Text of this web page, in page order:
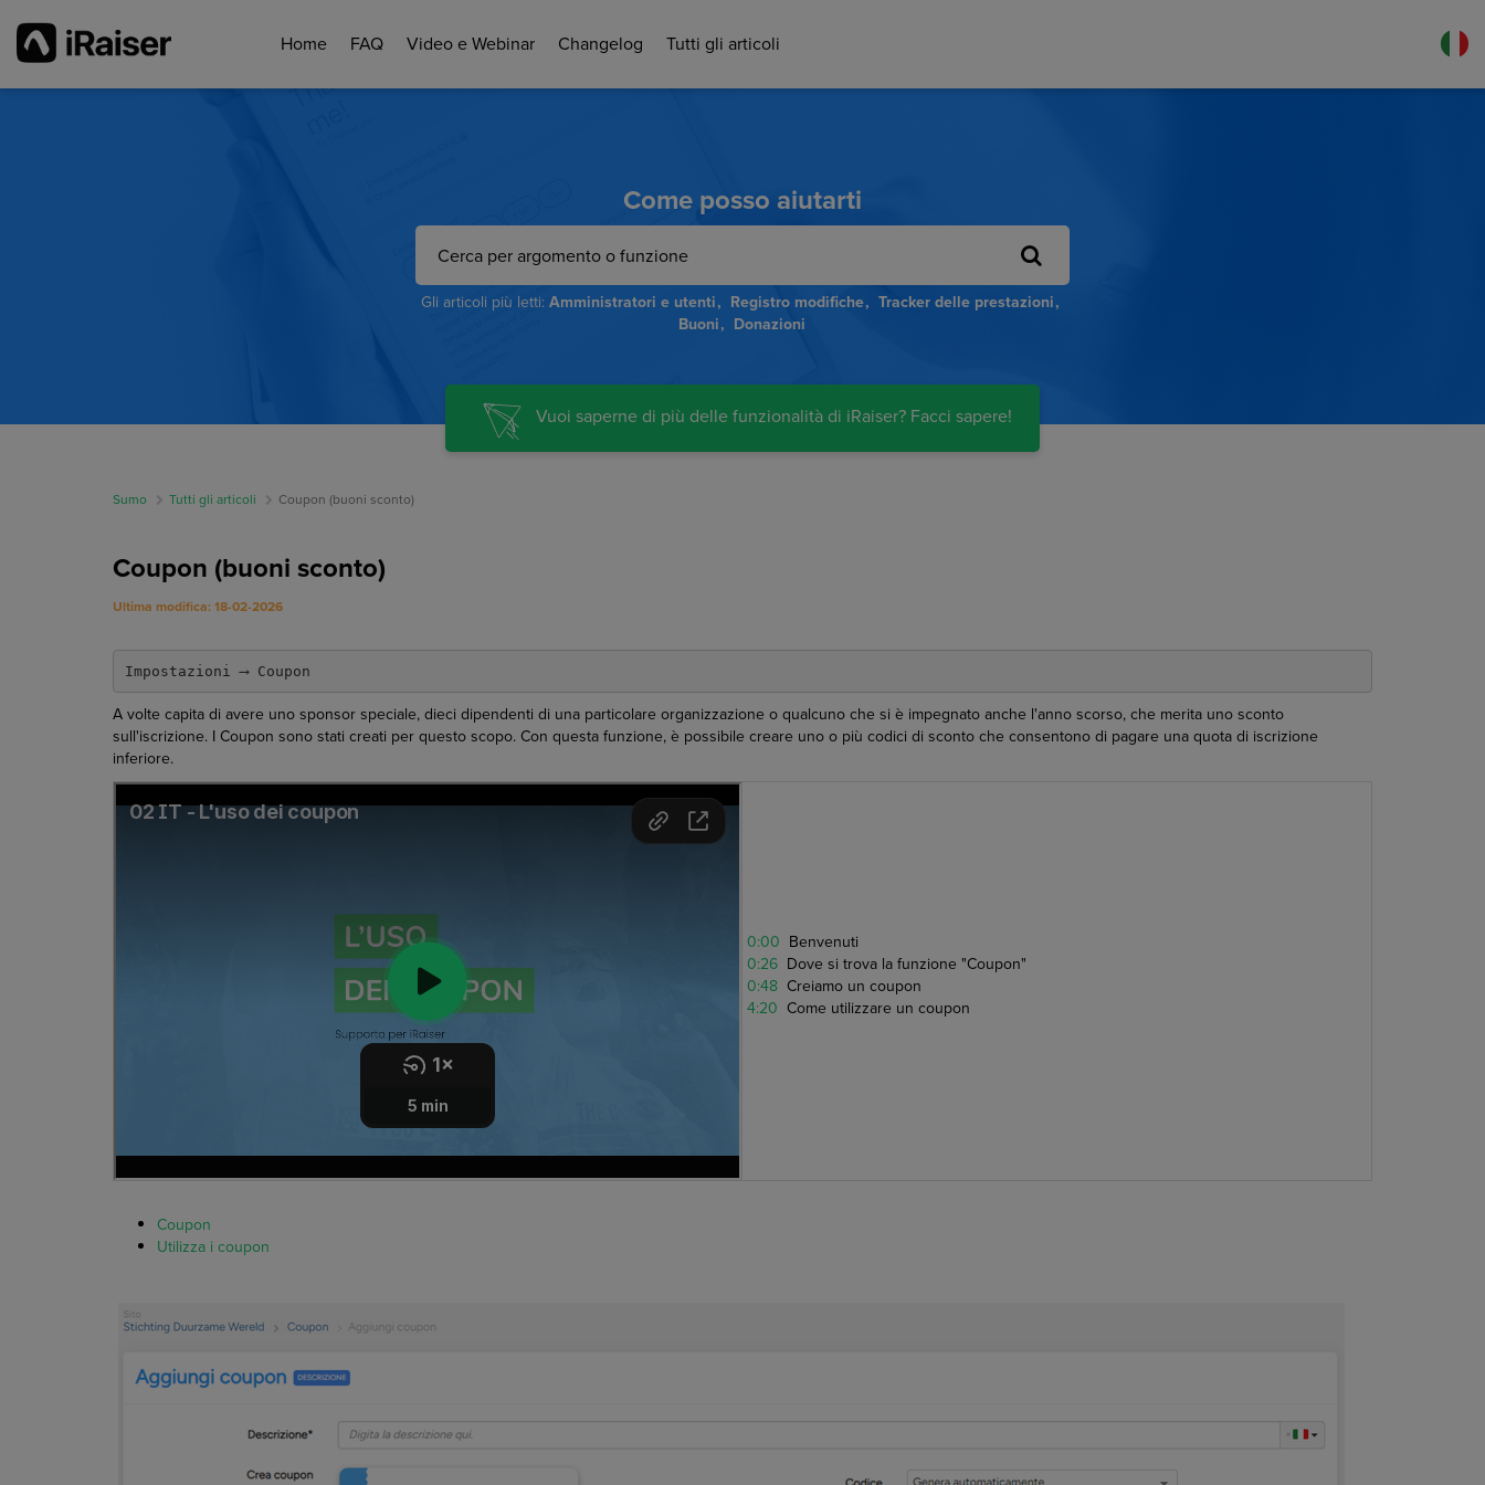
Home FAQ Video e Webinar Changelog Tutti gli articoli
Come posso aiutarti
Gli articoli più letti:Amministratori e utenti Registro modifiche
Tracker delle prestazioni
Buoni
Donazioni
Vuoi saperne di più delle funzionalità di iRaiser? Facci sapere!
Sumo Tutti gli articoli Coupon (buoni sconto)
Coupon (buoni sconto)
Ultima modifica: 18-02-2026
Impostazioni ⟶ Coupon
A volte capita di avere uno sponsor speciale, dieci dipendenti di una particolare organizzazione o qualcuno che si è impegnato anche l'anno scorso, che merita uno sconto
sull'iscrizione. I Coupon sono stati creati per questo scopo. Con questa funzione, è possibile creare uno o più codici di sconto che consentono di pagare una quota di iscrizione
inferiore.
0:00 Benvenuti
0:26 Dove si trova la funzione "Coupon"
0:48 Creiamo un coupon
4:20 Come utilizzare un coupon
Coupon
Utilizza i coupon